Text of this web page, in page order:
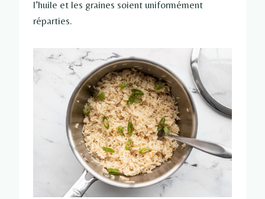
l’huile et les graines soient uniformément
réparties.